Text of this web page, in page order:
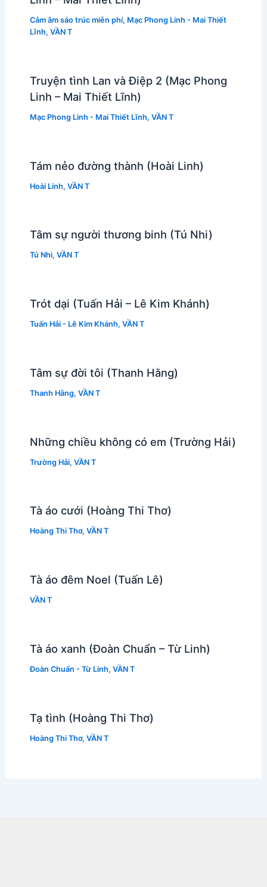
Cảm âm sáo trúc miễn phí, Mạc Phong Linh - Mai Thiết
Lĩnh, VẦN T
Truyện tình Lan và Điệp 2 (Mạc Phong
Linh – Mai Thiết Lĩnh)
Mạc Phong Linh - Mai Thiết Lĩnh, VẦN T
Tám nẻo đường thành (Hoài Linh)
Hoài Linh, VẦN T
Tâm sự người thương binh (Tú Nhi)
Tú Nhi, VẦN T
Trót dại (Tuấn Hải – Lê Kim Khánh)
Tuấn Hải - Lê Kim Khánh, VẦN T
Tâm sự đời tôi (Thanh Hằng)
Thanh Hằng, VẦN T
Những chiều không có em (Trường Hải)
Trường Hải, VẦN T
Tà áo cưới (Hoàng Thi Thơ)
Hoàng Thi Thơ, VẦN T
Tà áo đêm Noel (Tuấn Lê)
VẦN T
Tà áo xanh (Đoàn Chuẩn – Từ Linh)
Đoàn Chuẩn - Từ Linh, VẦN T
Tạ tình (Hoàng Thi Thơ)
Hoàng Thi Thơ, VẦN T